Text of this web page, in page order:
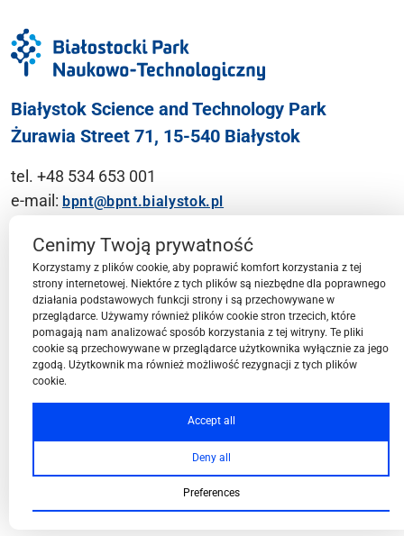
Białystok Science and Technology Park
Żurawia Street 71, 15-540 Białystok
tel. +48 534 653 001
e-mail: bpnt@bpnt.bialystok.pl
Contact
BPN-T Area
BPN-T Offer
Cenimy Twoją prywatność
Korzystamy z plików cookie, aby poprawić komfort korzystania z tej
strony internetowej. Niektóre z tych plików są niezbędne dla poprawnego
działania podstawowych funkcji strony i są przechowywane w
przeglądarce. Używamy również plików cookie stron trzecich, które
pomagają nam analizować sposób korzystania z tej witryny. Te pliki
cookie są przechowywane w przeglądarce użytkownika wyłącznie za jego
zgodą. Użytkownik ma również możliwość rezygnacji z tych plików
cookie.
Accept all
Deny all
Preferences